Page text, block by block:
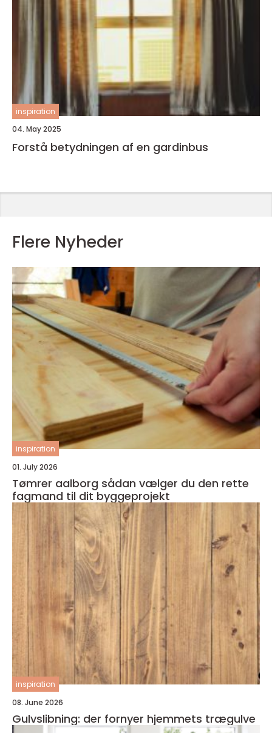
inspiration
04. May 2025
Forstå betydningen af en gardinbus
Flere Nyheder
inspiration
01. July 2026
Tømrer aalborg sådan vælger du den rette
fagmand til dit byggeprojekt
inspiration
08. June 2026
Gulvslibning: der fornyer hjemmets trægulve